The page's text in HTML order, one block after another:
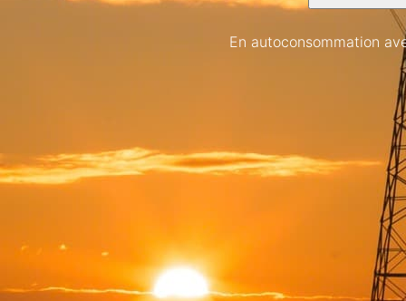
En autoconsommation